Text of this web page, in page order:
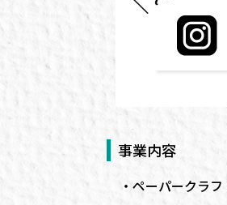
事業内容
ペーパークラフ